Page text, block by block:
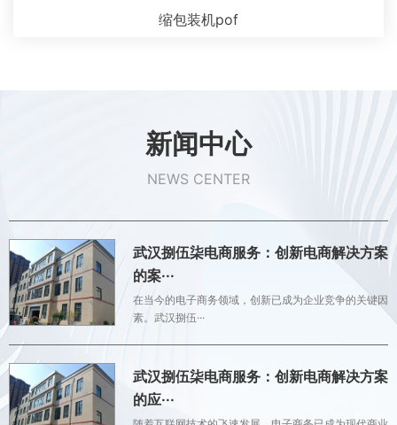
缩包装机pof
新闻中心
NEWS CENTER
武汉捌伍柒电商服务：创新电商解决方案
的案···
在当今的电子商务领域，创新已成为企业竞争的关键因
素。武汉捌伍···
武汉捌伍柒电商服务：创新电商解决方案
的应···